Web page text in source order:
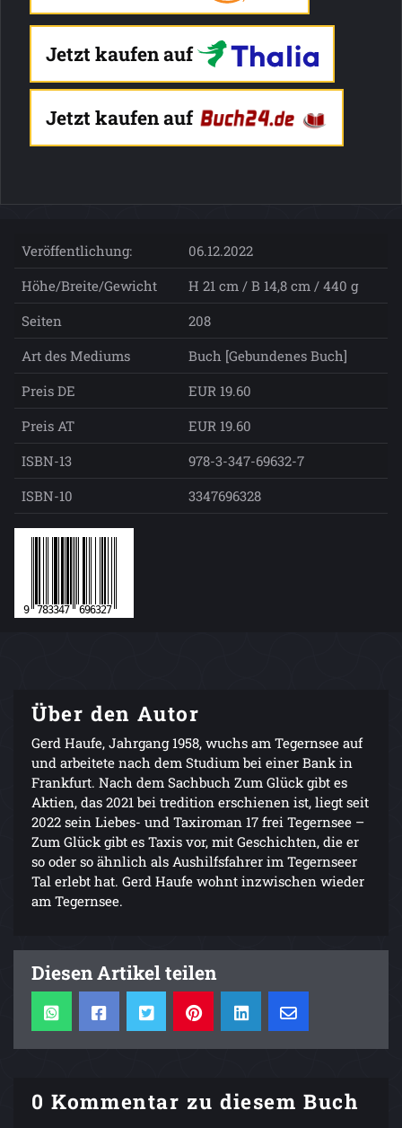
Jetzt kaufen auf
Jetzt kaufen auf
Veröffentlichung:
06.12.2022
Höhe/Breite/Gewicht
H 21 cm / B 14,8 cm / 440 g
Seiten
208
Art des Mediums
Buch [Gebundenes Buch]
Preis DE
EUR 19.60
Preis AT
EUR 19.60
ISBN-13
978-3-347-69632-7
ISBN-10
3347696328
Über den Autor
Gerd Haufe, Jahrgang 1958, wuchs am Tegernsee auf
und arbeitete nach dem Studium bei einer Bank in
Frankfurt. Nach dem Sachbuch Zum Glück gibt es
Aktien, das 2021 bei tredition erschienen ist, liegt seit
2022 sein Liebes- und Taxiroman 17 frei Tegernsee –
Zum Glück gibt es Taxis vor, mit Geschichten, die er
so oder so ähnlich als Aushilfsfahrer im Tegernseer
Tal erlebt hat. Gerd Haufe wohnt inzwischen wieder
am Tegernsee.
Diesen Artikel teilen
0 Kommentar zu diesem Buch